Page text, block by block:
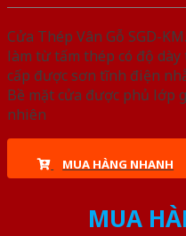
Cửa Thép Vân Gỗ SGD-
làm từ tấm thép có độ dày
cấp được sơn tĩnh điện
Bề mặt cửa được phủ lớp
nhiên
MUA HÀNG NHANH
MUA